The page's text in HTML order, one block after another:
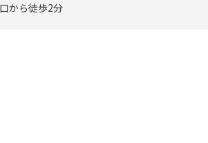
から徒歩2分